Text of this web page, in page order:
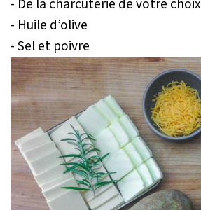
- De la charcuterie de votre choix
- Huile d’olive
- Sel et poivre